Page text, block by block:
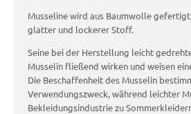
Musseline wird aus Baumwolle
glatter und lockerer Stoff.
Seine bei der Herstellung leicht
Musselin fließend wirken und weisen
Die Beschaffenheit des Musselin
Verwendungszweck, während leichter
Bekleidungsindustrie zu